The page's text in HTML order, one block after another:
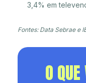
3,4% em
Fontes: Data Sebrae e
O